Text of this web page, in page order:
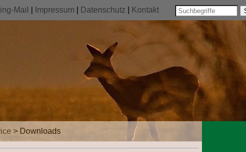
Mail Impressum Datenschutz Kontakt
> Downloads